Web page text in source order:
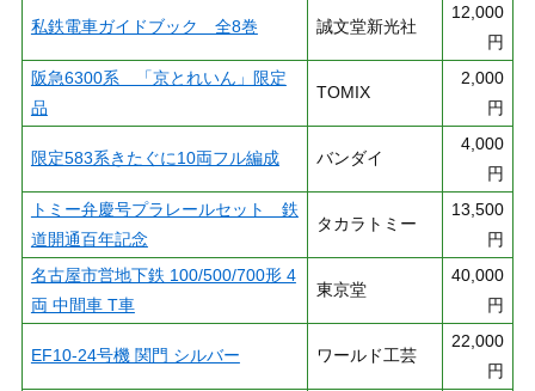
私鉄電車ガイドブック 全8巻 誠文堂新光社
12,000
円
阪急6300系 「京とれいん」限定
品
TOMIX
2,000
円
限定583系きたぐに10両フル編成 バンダイ
4,000
円
トミー弁慶号プラレールセット 鉄
道開通百年記念
タカラトミー
13,500
円
名古屋市営地下鉄 100/500/700形 4
両 中間車 T車
東京堂
40,000
円
EF10-24号機 関門 シルバー ワールド工芸
22,000
円